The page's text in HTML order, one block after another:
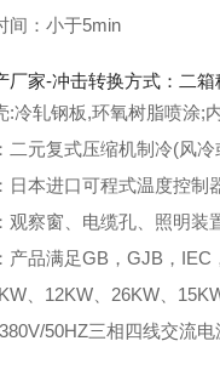
间：小于5min
厂家-冲击转换方式：二箱
:冷轧钢板,环氧树脂喷涂;
二元复式压缩机制冷(风
日本进口可程式温度控制
观察窗、电缆孔、照明装
产品满足GB，GJB，
、12KW、26KW、
50HZ三相四线交流电